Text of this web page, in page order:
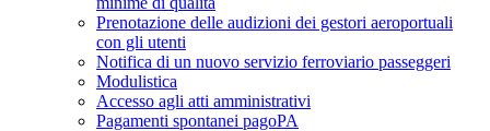
Prenotazione delle audizioni dei gestori aeroportuali
con gli utenti
Notifica di un nuovo servizio ferroviario passeggeri
Modulistica
Accesso agli atti amministrativi
Pagamenti spontanei pagoPA